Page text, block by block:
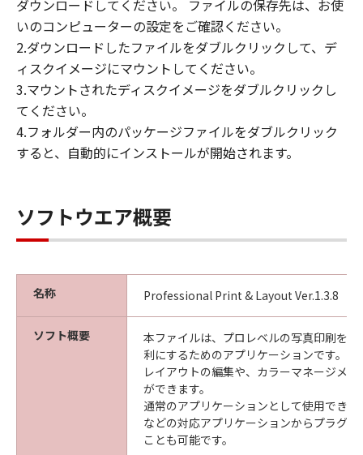
見された場合には、キヤノンは、「メディ
ア」を交換いたします。
保証の否認・免責
(1) 「本ソフトウエア」は、『現状のまま』の
状態で使用許諾されます。キヤノン、キヤノン
の関連会社、それらの販売代理店及び販売店
は、「本ソフトウエア」に関して、商品性及び
特定の目的への適合性の保証を含め、いかなる
(2) キヤノン、キヤノンの関連会社、それらの販
売代理店及び販売店は、「許諾ソフトウエア」
（逸失利益及びその他の派生的または付随的な
損害を含むがこれらに限定されない）につい
て、一切の責任を負わないものとします。例
え、キヤノン、キヤノンの関連会社、それらの
販売代理店及び販売店がかかる損害の可能性に
ついて知らされていた場合でも同様です。
(3) キヤノン、キヤノンの関連会社、それらの販
売代理店及び販売店は、「本ソフトウエア」の
使用に起因または関連してお客様と第三者との
間に生じたいかなる紛争についても、一切責任
ダウンロードしてください。 ファイルの保存先は、お使
いのコンピューターの設定をご確認ください。
2.ダウンロードしたファイルをダブルクリックして、デ
ィスクイメージにマウントしてください。
3.マウントされたディスクイメージをダブルクリックし
てください。
4.フォルダー内のパッケージファイルをダブルクリック
すると、自動的にインストールが開始されます。
ソフトウエア概要
名称 Professional Print & Layout Ver.1.3.8
ソフト概要
本ファイルは、プロレベルの写真印刷を
利にするためのアプリケーションです。
レイアウトの編集や、カラーマネージメ
ができます。
通常のアプリケーションとして使用でき
などの対応アプリケーションからプラグ
ことも可能です。